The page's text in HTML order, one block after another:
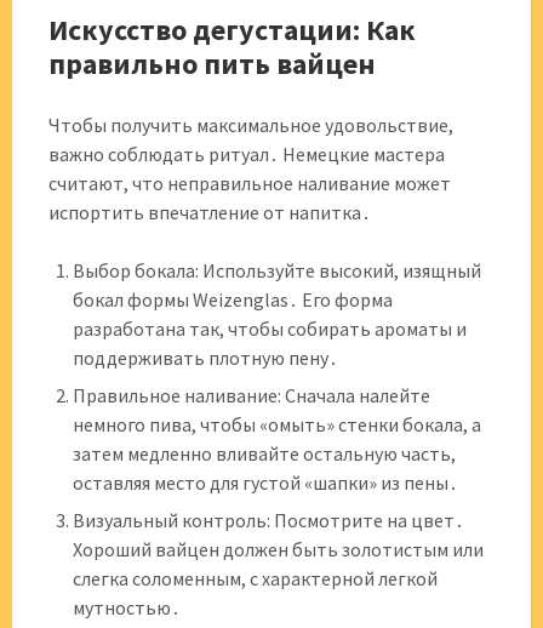
Искусство дегустации: Как
правильно пить вайцен
Чтобы получить максимальное удовольствие,
важно соблюдать ритуал․ Немецкие мастера
считают, что неправильное наливание может
испортить впечатление от напитка․
Выбор бокала: Используйте высокий, изящный
бокал формы Weizenglas․ Его форма
разработана так, чтобы собирать ароматы и
поддерживать плотную пену․
Правильное наливание: Сначала налейте
немного пива, чтобы «омыть» стенки бокала, а
затем медленно вливайте остальную часть,
оставляя место для густой «шапки» из пены․
Визуальный контроль: Посмотрите на цвет․
Хороший вайцен должен быть золотистым или
слегка соломенным, с характерной легкой
мутностью․